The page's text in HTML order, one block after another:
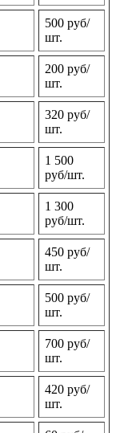
500 руб/
шт.
200 руб/
шт.
320 руб/
шт.
1 500
руб/шт.
1 300
руб/шт.
450 руб/
шт.
500 руб/
шт.
700 руб/
шт.
420 руб/
шт.